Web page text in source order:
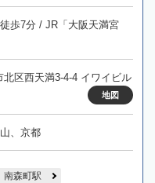
歩7分 / JR「大阪天満宮
区西天満3-4-4 イワイビル
地図
、京都
南森町駅